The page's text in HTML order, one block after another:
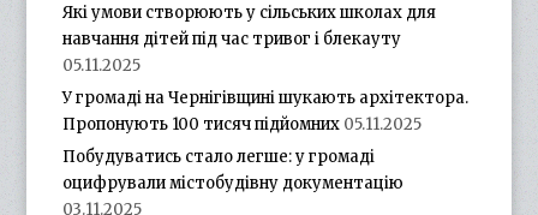
Які умови створюють у сільських школах для
навчання дітей під час тривог і блекауту
05.11.2025
У громаді на Чернігівщині шукають архітектора.
Пропонують 100 тисяч підйомних 05.11.2025
Побудуватись стало легше: у громаді
оцифрували містобудівну документацію
03.11.2025